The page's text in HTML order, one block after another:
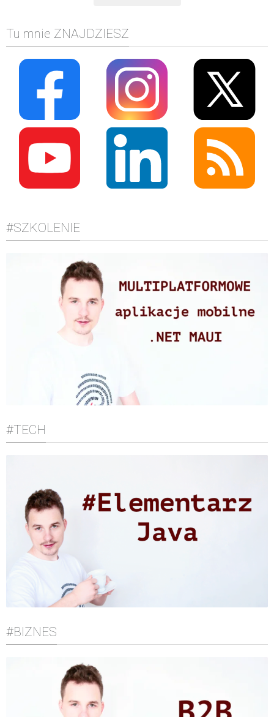
TESTOWANIE
SIECI
WYDARZENIA
BIZNES
PO GODZINACH
KONTAKT
Tu mnie ZNAJDZIESZ
#SZKOLENIE
#TECH
#BIZNES